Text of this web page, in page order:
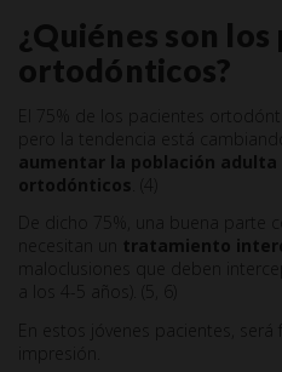
¿Quiénes son
ortodónticos?
El 75% de los pacientes
pero la tendencia está
aumentar la población
ortodónticos . (4)
De dicho 75%, una buena parte
necesitan un
tratamiento
maloclusiones que deben
a los 4-5 años). (5, 6)
En estos jóvenes pacientes,